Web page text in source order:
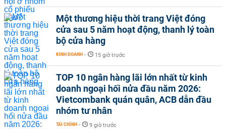
Một thương hiệu thời trang Việt đóng
cửa sau 5 năm hoạt động, thanh lý toàn
bộ cửa hàng
KINH DOANH - 15 giờ trước
TOP 10 ngân hàng lãi lớn nhất từ kinh
doanh ngoại hối nửa đầu năm 2026:
Vietcombank quán quân, ACB dẫn đầu
nhóm tư nhân
TÀI CHÍNH - 9 giờ trước